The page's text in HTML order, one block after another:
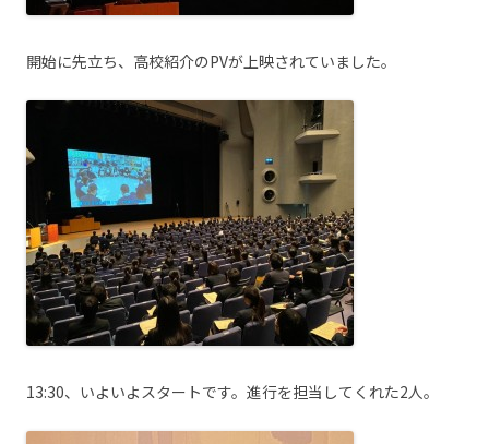
開始に先立ち、高校紹介のPVが上映されていました。
13:30、いよいよスタートです。進行を担当してくれた2人。